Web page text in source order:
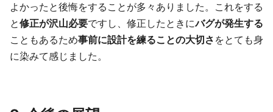
よかったと後悔をすることが多々ありました。これをする
と修正が沢山必要ですし、修正したときにバグが発生する
こともあるため事前に設計を練ることの大切さ をとても身
に染みて感じました。